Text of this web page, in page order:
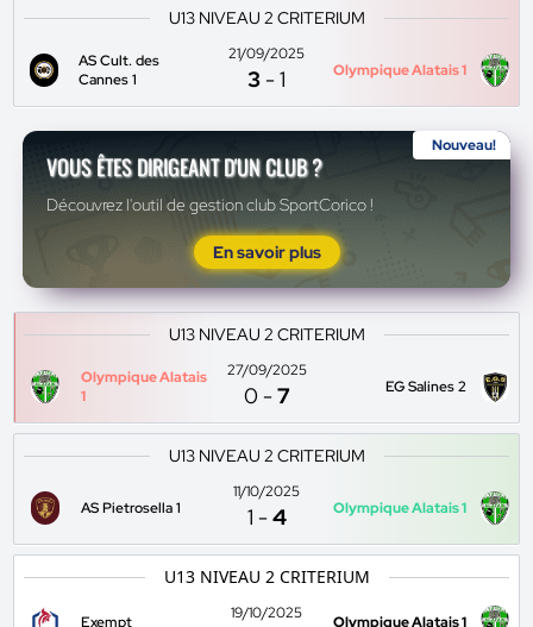
U13 NIVEAU 2 CRITERIUM
AS Cult. des
Cannes 1
21/09/2025
3 -1 Olympique Alatais 1
Nouveau!
VOUS ÊTES DIRIGEANT D'UN CLUB ?
Découvrez l'outil de gestion club SportCorico !
En savoir plus
U13 NIVEAU 2 CRITERIUM
Olympique Alatais
1
27/09/2025
0 -7 EG Salines 2
U13 NIVEAU 2 CRITERIUM
AS Pietrosella 1
11/10/2025
1 -4 Olympique Alatais 1
U13 NIVEAU 2 CRITERIUM
Exempt
19/10/2025
Olympique Alatais 1